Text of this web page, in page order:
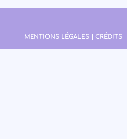
MENTIONS LÉGALES | CRÉDITS